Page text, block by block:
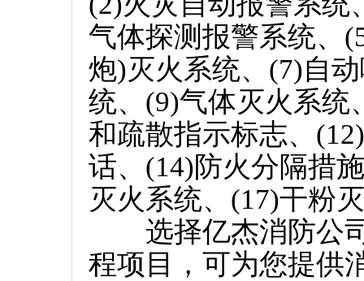
气体探测报警系统、
炮)灭火系统、(7)自
统、(9)气体灭火系统
和疏散指示标志、
话、(14)防火分隔措
灭火系统、(17)干粉
选择亿杰消防公司
程项目，可为您提供